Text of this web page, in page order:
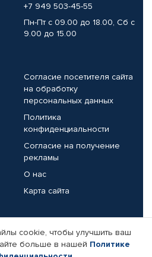
+7 949 503-45-55
Пн-Пт с 09.00 до 18.00, Сб с
9.00 до 15.00
Согласие посетителя сайта
на обработку
персональных данных
Политика
конфиденциальности
Согласие на получение
рекламы
О нас
Карта сайта
Реквизиты компании
cookie, чтобы улучшить ваш
больше в нашей Политике